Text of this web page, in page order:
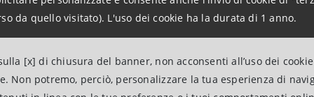
da quello visitato). L'uso dei cookie ha la durata di 1 anno.
[x] di chiusura del banner, non acconsenti all’uso dei
Non potremo, perciò, personalizzare la tua esperienza di
collaborazione con Intesa
Luca Remmert, Presidente di
privilegiato di Neva Sgr rispetto ai competitor